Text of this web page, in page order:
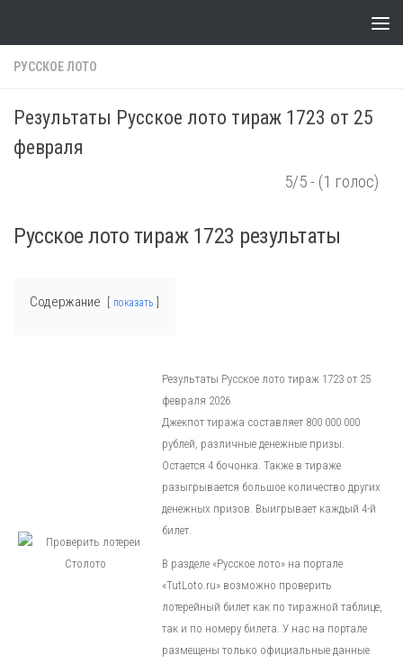
РУССКОЕ ЛОТО
Результаты Русское лото тираж 1723 от 25
февраля
5/5 - (1 голос)
Русское лото тираж 1723 результаты
Содержание показать
Результаты Русское лото тираж 1723 от 25
февраля 2026
Джекпот тиража составляет 800 000 000
рублей, различные денежные призы.
Остается 4 бочонка. Также в тираже
разыгрывается большое количество других
денежных призов. Выигрывает каждый 4-й
билет.
В разделе «Русское лото» на портале
«TutLoto.ru» возможно проверить
лотерейный билет как по тиражной таблице,
так и по номеру билета. У нас на портале
размещены только официальные данные